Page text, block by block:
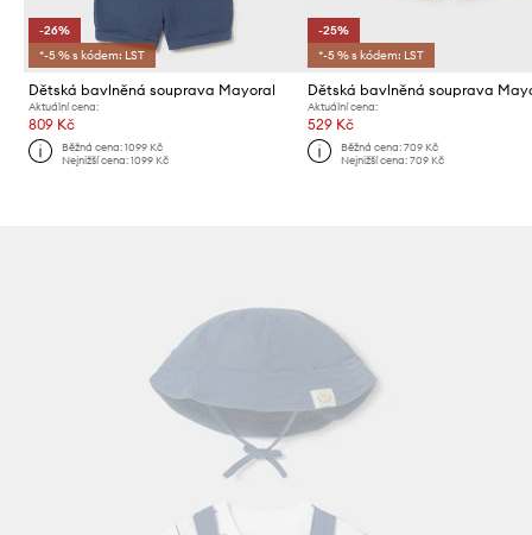
-26%
*-5 % s kódem: LST
Dětská bavlněná souprava Mayoral
Aktuální cena:
809 Kč
Běžná cena:1099 Kč
Nejnižší cena:1099 Kč
-25%
*-5 % s kódem: LST
Dětská bavlněná souprava
Aktuální cena:
529 Kč
Běžná cena: 709 Kč
Nejnižší cena: 709 Kč